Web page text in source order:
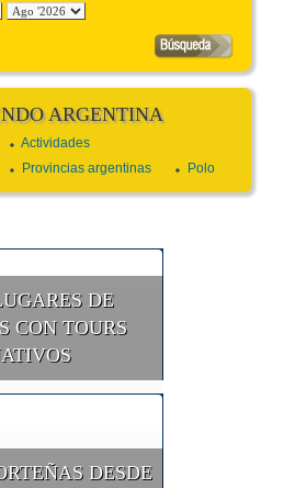
ARGENTINA
Actividades
Provincias argentinas Polo
DE
CON TOURS
DESDE